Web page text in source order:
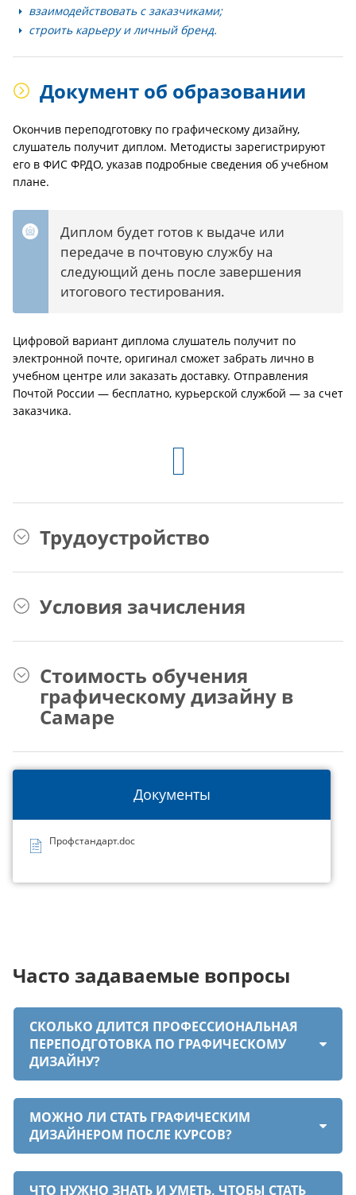
Документы
Профстандарт.doc
взаимодействовать с заказчиками;
строить карьеру и личный бренд.
Документ об образовании
Окончив переподготовку по графическому дизайну,
слушатель получит диплом. Методисты зарегистрируют
его в ФИС ФРДО, указав подробные сведения об учебном
плане.
Диплом будет готов к выдаче или
передаче в почтовую службу на
следующий день после завершения
итогового тестирования.
Цифровой вариант диплома слушатель получит по
электронной почте, оригинал сможет забрать лично в
учебном центре или заказать доставку. Отправления
Почтой России — бесплатно, курьерской службой — за счет
заказчика.
Трудоустройство
Условия зачисления
Стоимость обучения
графическому дизайну в
Самаре
Часто задаваемые вопросы
СКОЛЬКО ДЛИТСЯ ПРОФЕССИОНАЛЬНАЯ
ПЕРЕПОДГОТОВКА ПО ГРАФИЧЕСКОМУ
ДИЗАЙНУ?
МОЖНО ЛИ СТАТЬ ГРАФИЧЕСКИМ
ДИЗАЙНЕРОМ ПОСЛЕ КУРСОВ?
ЧТО НУЖНО ЗНАТЬ И УМЕТЬ, ЧТОБЫ СТАТЬ